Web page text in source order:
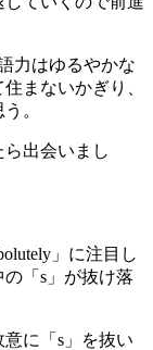
力はゆるやかな
まないかぎり、
。
出会いまし
」に注目し
「s」が抜け落
に「s」を抜い